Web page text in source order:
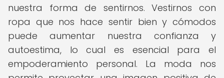
nuestra forma de sentirnos. Vestirnos con
ropa que nos hace sentir bien y cómodos
puede aumentar nuestra confianza y
autoestima, lo cual es esencial para el
empoderamiento personal. La moda nos